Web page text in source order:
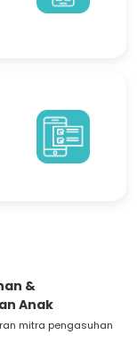
rupiah dengan
pengasuhan
lanjut dan tata
&
Anak
mitra pengasuhan